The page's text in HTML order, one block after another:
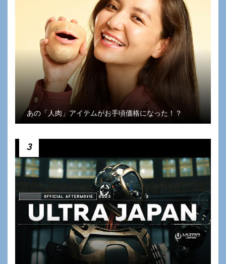
あの「人肉」アイテムがお手頃価格になった！？
3